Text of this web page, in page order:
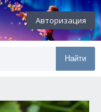
Авторизация
Найти